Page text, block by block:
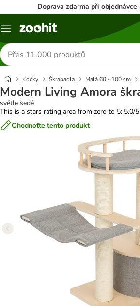
Doprava zdarma při objednávce
Menu
Hledat
produkty
Kočky Škrabadla Malá 60 - 100 cm
Modern Living Amora
světle šedé
This is a stars rating area from zero to 5: 5.0/5
Ohodnoťte tento produkt